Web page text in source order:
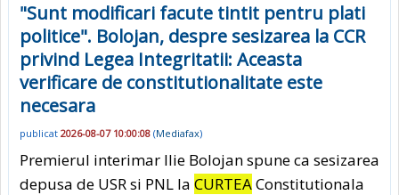
"Sunt modificari facute tintit pentru plati
politice". Bolojan, despre sesizarea la CCR
privind Legea Integritatii: Aceasta
verificare de constitutionalitate este
necesara
publicat 2026-08-07 10:00:08 (Mediafax)
Premierul interimar Ilie Bolojan spune ca sesizarea
depusa de USR si PNL la CURTEAConstitutionala